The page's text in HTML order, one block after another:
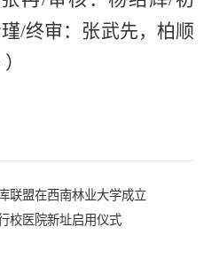
/终审： 张武先，柏顺
联盟在西南林业大学成立
校医院新址启用仪式